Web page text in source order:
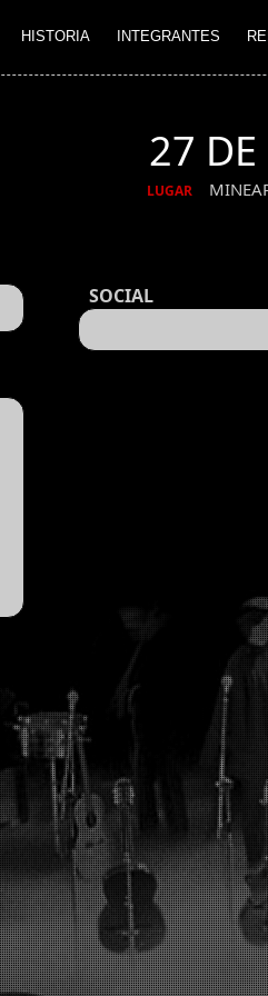
HISTORIA INTEGRANTES
27 DE
LUGAR
SOCIAL